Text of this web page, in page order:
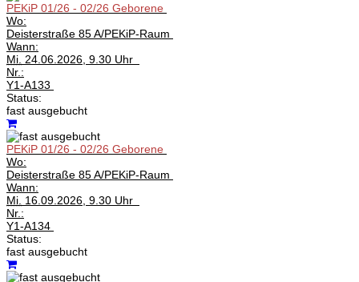
PEKiP 01/26 - 02/26 Geborene
Wo:
Deisterstraße 85 A/PEKiP-Raum
Wann:
Mi. 24.06.2026, 9.30 Uhr
Nr.:
Y1-A133
Status:
fast ausgebucht
PEKiP 01/26 - 02/26 Geborene
Wo:
Deisterstraße 85 A/PEKiP-Raum
Wann:
Mi. 16.09.2026, 9.30 Uhr
Nr.:
Y1-A134
Status:
fast ausgebucht